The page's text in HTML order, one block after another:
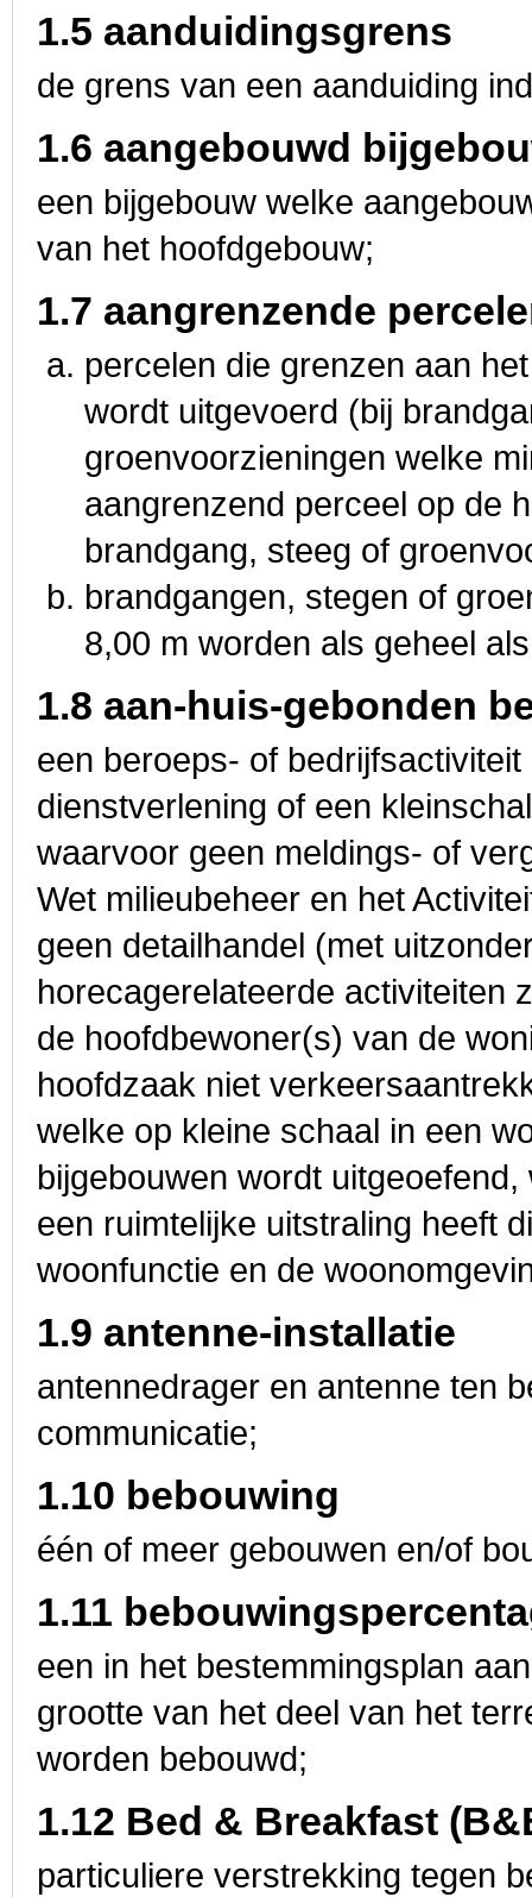
1.5 aanduidingsgrens
de grens van een aanduiding
1.6 aangebouwd
een bijgebouw welke
van het hoofdgebouw;
1.7 aangrenzende
percelen die grenzen aan
wordt uitgevoerd (bij
groenvoorzieningen welke
aangrenzend perceel op de
brandgang, steeg of
brandgangen, stegen of
8,00 m worden als geheel
1.8 aan-huis-gebonden
een beroeps- of
dienstverlening of een
waarvoor geen meldings- of
Wet milieubeheer en het
geen detailhandel (met
horecagerelateerde activiteiten
de hoofdbewoner(s) van de
hoofdzaak niet
welke op kleine schaal in een
bijgebouwen wordt
een ruimtelijke uitstraling heeft
woonfunctie en de
1.9 antenne-installatie
antennedrager en antenne ten
communicatie;
1.10 bebouwing
één of meer gebouwen en/of
1.11
een in het bestemmingsplan
grootte van het deel van het
worden bebouwd;
1.12 Bed & Breakfast
particuliere verstrekking tegen